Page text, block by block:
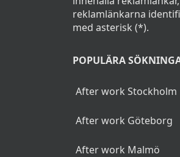
reklamlänkarna
med asterisk (*).
POPULÄRA
After work Stockholm
After work Göteborg
After work Malmö